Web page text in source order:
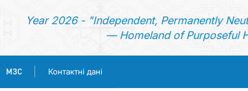
Year 2026 - "Independent, Permanently
— Homeland of Purposeful
МЗС Контактні дані